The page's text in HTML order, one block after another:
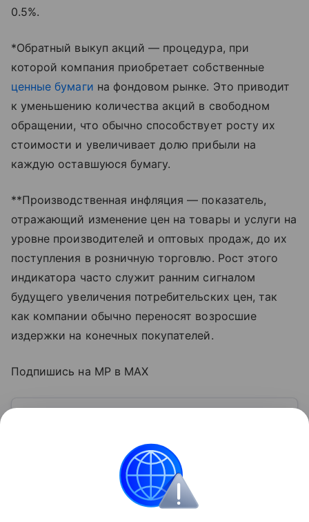
0.5%.
*Обратный выкуп акций — процедура, при
которой компания приобретает собственные
ценные бумаги на фондовом рынке. Это приводит
к уменьшению количества акций в свободном
обращении, что обычно способствует росту их
стоимости и увеличивает долю прибыли на
каждую оставшуюся бумагу.
**Производственная инфляция — показатель,
отражающий изменение цен на товары и услуги на
уровне производителей и оптовых продаж, до их
поступления в розничную торговлю. Рост этого
индикатора часто служит ранним сигналом
будущего увеличения потребительских цен, так
как компании обычно переносят возросшие
издержки на конечных покупателей.
Подпишись на MP в MAX
инвестирования
В статье подробно расскажем о том, что такое
акции и как на них можно заработать.